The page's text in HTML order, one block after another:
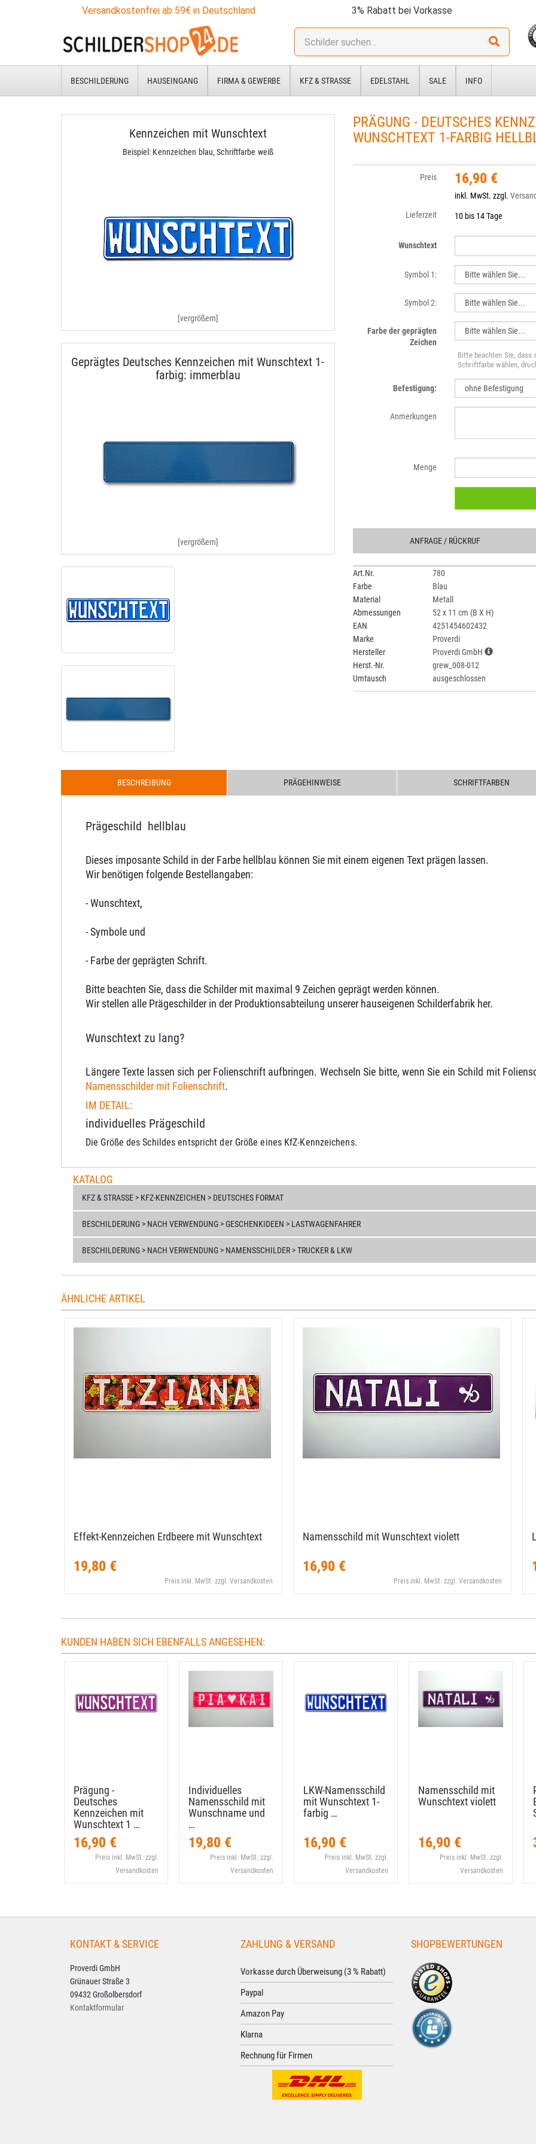
Versandkostenfrei ab 59€ in Deutschland 3% Rabatt bei Vorkasse
Stichwort:
BESCHILDERUNG HAUSEINGANG FIRMA & GEWERBE KFZ & STRASSE EDELSTAHL SALE INFO
Kennzeichen mit Wunschtext
Beispiel: Kennzeichen blau, Schriftfarbe weiß
[vergrößern]
Geprägtes Deutsches Kennzeichen mit Wunschtext 1-
farbig: immerblau
[vergrößern]
PRÄGUNG - DEUTSCHES
WUNSCHTEXT 1-FARBIG
Preis 16,90 €
inkl. MwSt. zzgl.Versand
Lieferzeit
10 bis 14 Tage
Wunschtext
Symbol 1:
Symbol 2:
Farbe der geprägten
Zeichen
Bitte beachten Sie, dass
Schriftfarbe wählen,
Befestigung:
Anmerkungen
Menge
ANFRAGE / RÜCKRUF
Art.Nr.
780
Farbe
Blau
Material
Metall
Abmessungen
52 x 11 cm (B X H)
EAN
4251454602432
Marke
Proverdi
Hersteller
Proverdi GmbH
Herst.-Nr.
grew_008-012
Umtausch
ausgeschlossen
BESCHREIBUNG PRÄGEHINWEISE SCHRIFTFARBEN
Prägeschild hellblau
Dieses imposante Schild in der Farbe hellblau können Sie mit einem eigenen Text prägen lassen.
Wir benötigen folgende Bestellangaben:
- Wunschtext,
- Symbole und
- Farbe der geprägten Schrift.
Bitte beachten Sie, dass die Schilder mit maximal 9 Zeichen geprägt werden können.
Wir stellen alle Prägeschilder in der Produktionsabteilung unserer hauseigenen Schilderfabrik her.
Wunschtext zu lang?
Längere Texte lassen sich per Folienschrift aufbringen. Wechseln Sie bitte, wenn Sie ein Schild mit
Namensschilder mit Folienschrift.
IM DETAIL:
individuelles Prägeschild
Die Größe des Schildes entspricht der Größe eines KfZ-Kennzeichens.
KATALOG
KFZ & STRASSE > KFZ-KENNZEICHEN > DEUTSCHES FORMAT
BESCHILDERUNG > NACH VERWENDUNG > GESCHENKIDEEN > LASTWAGENFAHRER
BESCHILDERUNG > NACH VERWENDUNG > NAMENSSCHILDER > TRUCKER & LKW
ÄHNLICHE ARTIKEL
Effekt-​Kennzeichen Erdbeere mit Wunschtext
19,80 €
Preis inkl. MwSt. zzgl. Versandkosten
Namensschild mit Wunschtext violett
16,90 €
Preis inkl. MwSt. zzgl. Versandkosten
KUNDEN HABEN SICH EBENFALLS ANGESEHEN:
Prägung -
Deutsches
Kennzeichen mit
Wunschtext 1 …
16,90 €
Preis inkl. MwSt. zzgl.
Versandkosten
Individuelles
Namensschild mit
Wunschname und
…
19,80 €
Preis inkl. MwSt. zzgl.
Versandkosten
LKW-​Namensschild
mit Wunschtext 1-​
farbig …
16,90 €
Preis inkl. MwSt. zzgl.
Versandkosten
Namensschild mit
Wunschtext violett
16,90 €
Preis inkl. MwSt. zzgl.
Versandkosten
KONTAKT & SERVICE
Proverdi GmbH
Grünauer Straße 3
09432 Großolbersdorf
Kontaktformular
ZAHLUNG & VERSAND
Vorkasse durch Überweisung (3 % Rabatt)
Paypal
Amazon Pay
Klarna
Rechnung für Firmen
SHOPBEWERTUNGEN